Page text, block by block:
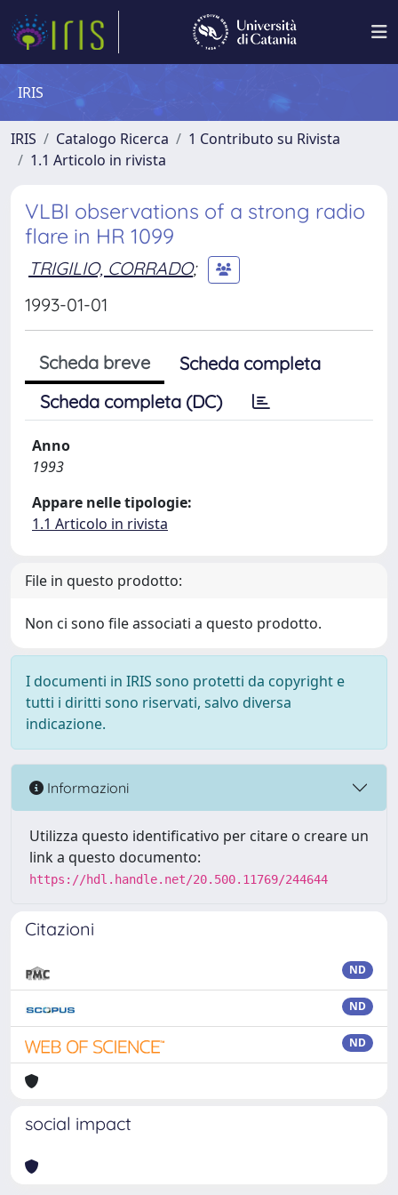
IRIS
IRIS Catalogo Ricerca
1 Contributo su Rivista
1.1 Articolo in rivista
VLBI observations of a strong radio
flare in HR 1099
TRIGILIO, CORRADO;
1993-01-01
Scheda breve
Scheda completa
Scheda completa (DC)
Anno
1993
Appare nelle tipologie:
1.1 Articolo in rivista
File in questo prodotto:
Non ci sono file associati a questo prodotto.
I documenti in IRIS sono protetti da copyright e
tutti i diritti sono riservati, salvo diversa
indicazione.
Informazioni
Utilizza questo identificativo per citare o creare un
link a questo documento:
https://hdl.handle.net/20.500.11769/244644
Citazioni
ND
ND
ND
social impact